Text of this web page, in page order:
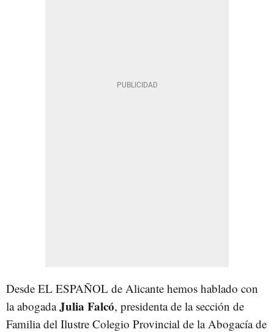
Desde EL ESPAÑOL de Alicante hemos hablado con
la abogadaJulia Falcó, presidenta de la sección de
Familia del Ilustre Colegio Provincial de la Abogacía de